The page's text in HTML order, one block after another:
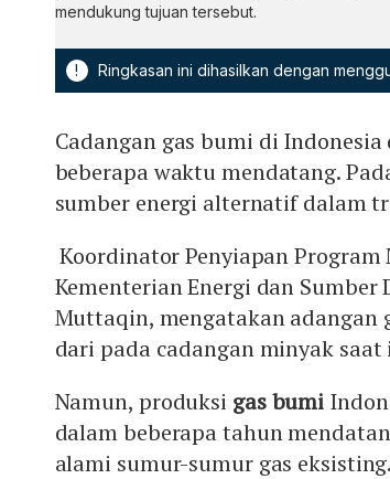
mendukung tujuan tersebut.
! Ringkasan ini dihasilkan dengan
Cadangan gas bumi di
beberapa waktu mendatang.
sumber energi alternatif dalam
Koordinator Penyiapan Program
Kementerian Energi dan Sumber
Muttaqin, mengatakan adangan
dari pada cadangan minyak saat
Namun, produksi gas bumi
dalam beberapa tahun
alami sumur-sumur gas eksisting.